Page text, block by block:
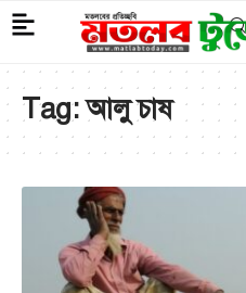
Tag:আলু চাষ